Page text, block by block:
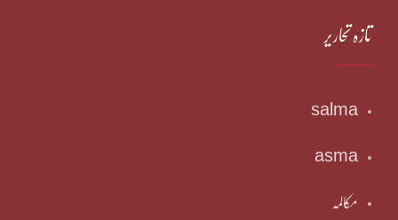
تازہ تحاریر
salma
asma
مکالمہ